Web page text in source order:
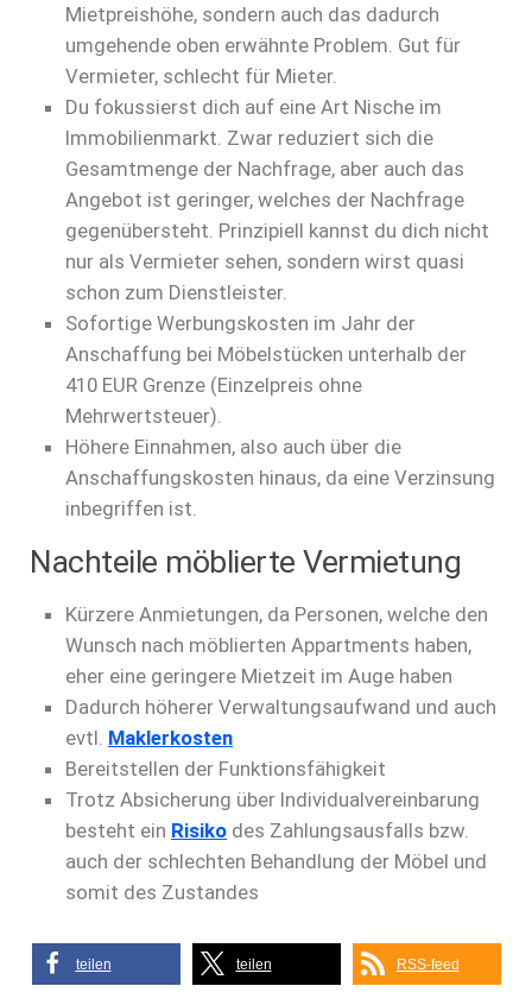
Mietpreishöhe, sondern auch das dadurch
umgehende oben erwähnte Problem. Gut für
Vermieter, schlecht für Mieter.
Du fokussierst dich auf eine Art Nische im
Immobilienmarkt. Zwar reduziert sich die
Gesamtmenge der Nachfrage, aber auch das
Angebot ist geringer, welches der Nachfrage
gegenübersteht. Prinzipiell kannst du dich nicht
nur als Vermieter sehen, sondern wirst quasi
schon zum Dienstleister.
Sofortige Werbungskosten im Jahr der
Anschaffung bei Möbelstücken unterhalb der
410 EUR Grenze (Einzelpreis ohne
Mehrwertsteuer).
Höhere Einnahmen, also auch über die
Anschaffungskosten hinaus, da eine Verzinsung
inbegriffen ist.
Nachteile möblierte Vermietung
Kürzere Anmietungen, da Personen, welche den
Wunsch nach möblierten Appartments haben,
eher eine geringere Mietzeit im Auge haben
Dadurch höherer Verwaltungsaufwand und auch
evtl. Maklerkosten
Bereitstellen der Funktionsfähigkeit
Trotz Absicherung über Individualvereinbarung
besteht ein Risiko des Zahlungsausfalls bzw.
auch der schlechten Behandlung der Möbel und
somit des Zustandes
teilen teilen RSS-feed